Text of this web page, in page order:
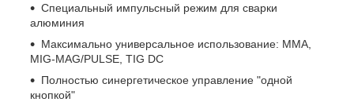
Специальный импульсный режим для сварки
алюминия
Максимально универсальное использование: MMA,
MIG-MAG/PULSE, TIG DC
Полностью синергетическое управление "одной
кнопкой"